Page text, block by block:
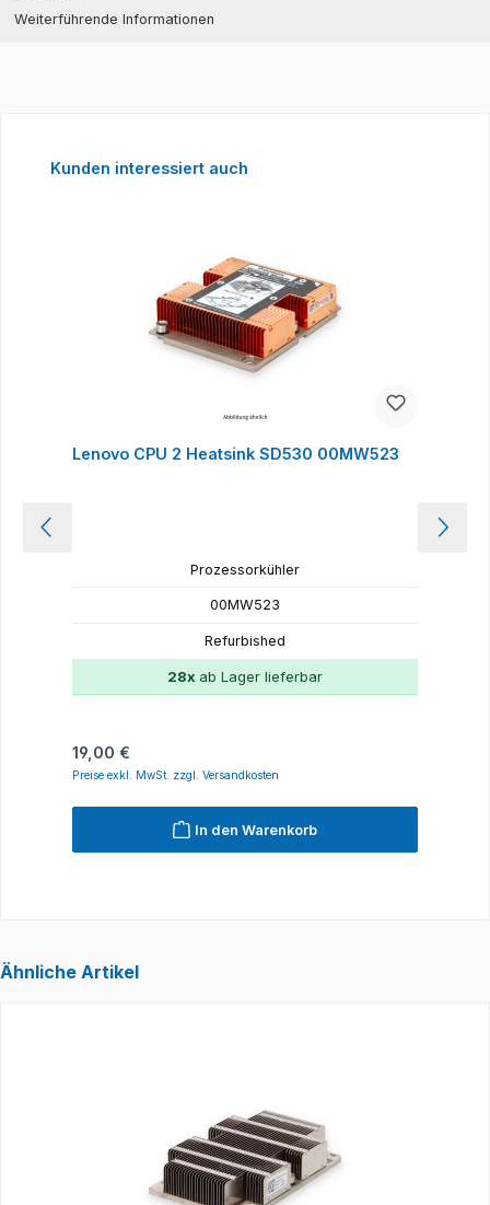
Weiterführende Informationen
Produktgalerie überspringen
Kunden interessiert auch
Lenovo CPU 2 Heatsink SD530 00MW523
Prozessorkühler
00MW523
Refurbished
28x ab Lager lieferbar
Regulärer Preis:
19,00 €
Preise exkl. MwSt. zzgl. Versandkosten
In den Warenkorb
Ähnliche Artikel